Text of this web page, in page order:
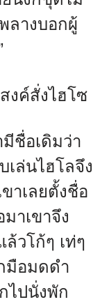
ลางบอกผู้
งค์สั่งไฮโซ
มีชื่อเดิมว่า
เล่นไฮโลจึง
าเลยตั้งชื่อ
มาเขาจึง
ล้วโก้ๆ เท่ๆ
มือมดดำ
ไปนั่งพัก